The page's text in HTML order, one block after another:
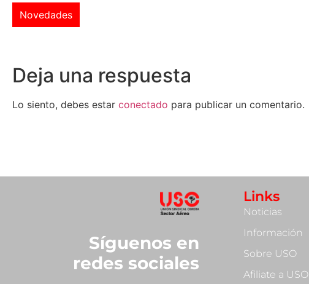
Novedades
Deja una respuesta
Lo siento, debes estar conectado para publicar un comentario.
Síguenos en
redes sociales
Links
Noticias
Información
Sobre USO
Afiliate a USO